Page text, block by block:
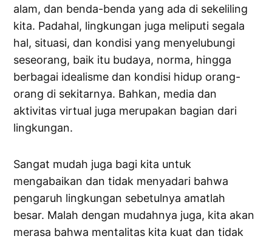
alam, dan benda-benda yang ada di sekeliling
kita. Padahal, lingkungan juga meliputi segala
hal, situasi, dan kondisi yang menyelubungi
seseorang, baik itu budaya, norma, hingga
berbagai idealisme dan kondisi hidup orang-
orang di sekitarnya. Bahkan, media dan
aktivitas virtual juga merupakan bagian dari
lingkungan.
Sangat mudah juga bagi kita untuk
mengabaikan dan tidak menyadari bahwa
pengaruh lingkungan sebetulnya amatlah
besar. Malah dengan mudahnya juga, kita akan
merasa bahwa mentalitas kita kuat dan tidak